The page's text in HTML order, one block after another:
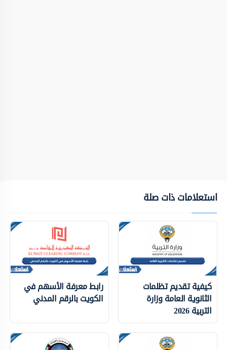
استعلامات ذات صلة
كيفية تقديم تظلمات
الثانوية العامة وزارة
التربية 2026
رابط معرفة الأسهم في
الكويت بالرقم المدني